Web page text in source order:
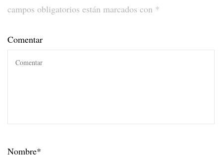
campos obligatorios están marcados con *
Comentar
Nombre*